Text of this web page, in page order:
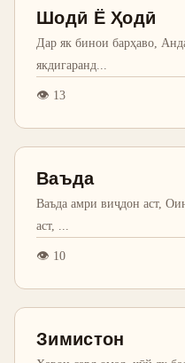
Шодӣ Ё Ҳодӣ
Дар як бинои барҳаво,
якдигаранд
👁 13
Ваъда
Ваъда амри виҷдон аст,
аст,
👁 10
Зимистон